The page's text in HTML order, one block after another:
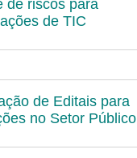
de riscos para
de TIC
de Editais para
no Setor Público